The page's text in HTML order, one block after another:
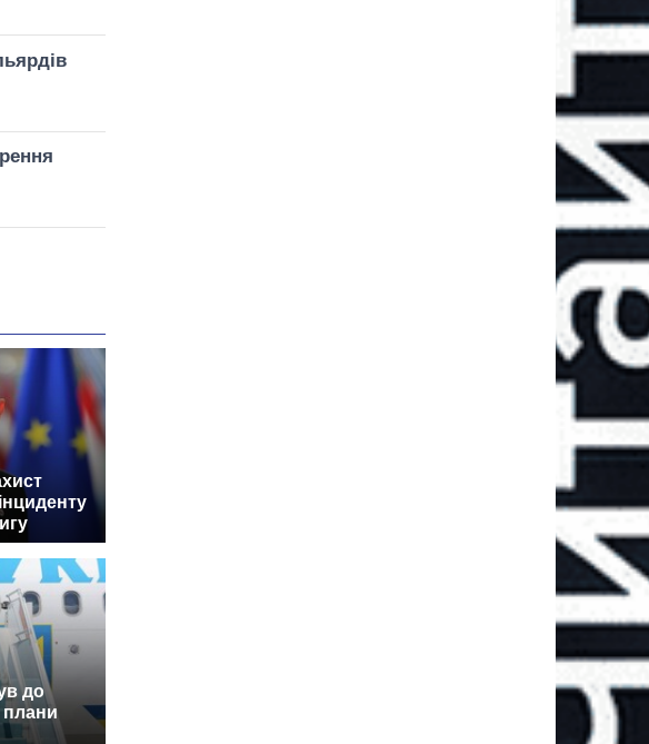
до
плани